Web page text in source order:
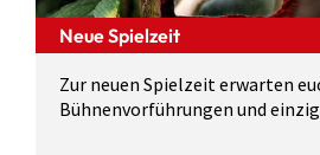
Neue Spielzeit
Zur neuen Spielzeit erwarten
Bühnenvorführungen und